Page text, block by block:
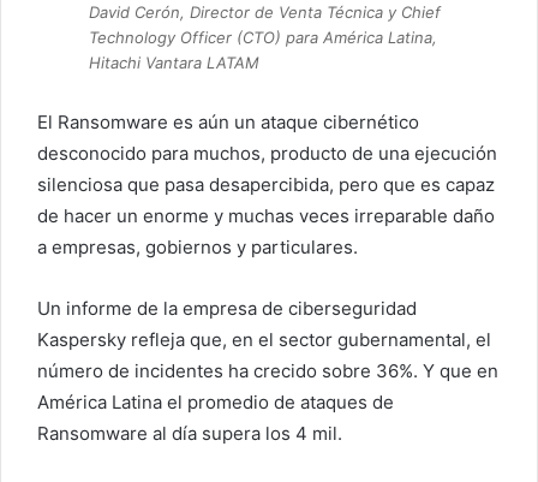
David Cerón, Director de Venta Técnica y Chief
Technology Officer (CTO) para América Latina,
Hitachi Vantara LATAM
El Ransomware es aún un ataque cibernético
desconocido para muchos, producto de una ejecución
silenciosa que pasa desapercibida, pero que es capaz
de hacer un enorme y muchas veces irreparable daño
a empresas, gobiernos y particulares.
Un informe de la empresa de ciberseguridad
Kaspersky refleja que, en el sector gubernamental, el
número de incidentes ha crecido sobre 36%. Y que en
América Latina el promedio de ataques de
Ransomware al día supera los 4 mil.